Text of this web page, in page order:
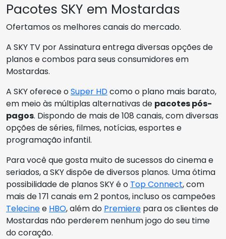
Pacotes SKY em Mostardas
Ofertamos os melhores canais do mercado.
A SKY TV por Assinatura entrega diversas opções de
planos e combos para seus consumidores em
Mostardas.
A SKY oferece oSuper HDcomo o plano mais barato,
em meio às múltiplas alternativas de pacotes pós-
pagos. Dispondo de mais de 108 canais, com diversas
opções de séries, filmes, notícias, esportes e
programação infantil.
Para você que gosta muito de sucessos do cinema e
seriados, a SKY dispõe de diversos planos. Uma ótima
possibilidade de planos SKY é o Top Connect, com
mais de 171 canais em 2 pontos, incluso os campeões
Telecinee HBO, além do Premiere para os clientes de
Mostardas não perderem nenhum jogo do seu time
do coração.